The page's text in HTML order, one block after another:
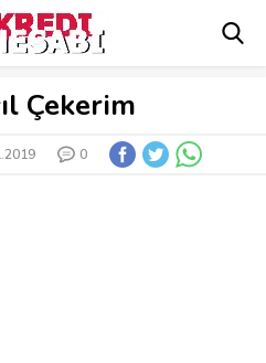
Çekerim
0